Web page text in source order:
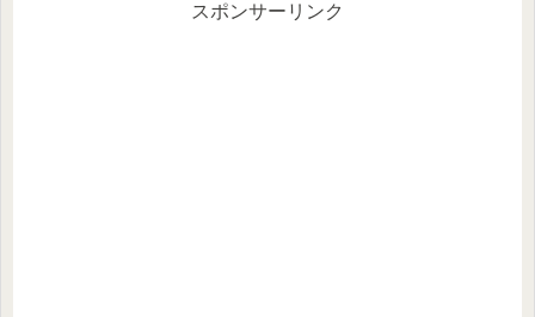
スポンサーリンク